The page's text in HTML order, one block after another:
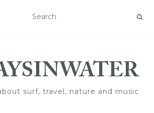
surf, travel, nature and music